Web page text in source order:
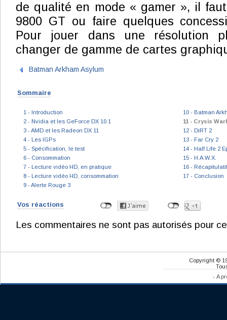
de qualité en mode « gamer », il
9800 GT ou faire quelques
Pour jouer dans une résolution
changer de gamme de cartes
Batman Arkham Asylum
Sommaire
1 - Introduction
2 - Nvidia et les GeForce DX 10.1
3 - AMD et les Radeon DX 11
4 - Les IGPs
5 - Spécification, le test
6 - Consommation
7 - Lecture vidéo HD, en pratique
8 - Lecture vidéo HD, consommation
9 - Alerte Rouge 3
10 - Batman
11 - Crysis
12 - DiRT 2
13 - Far Cry 2
14 - Half Life 2
15 - H.A.W.X.
16 -
17 - Conclusion
Vos réactions
Les commentaires ne sont pas autorisés pour
Copyright ©
- A